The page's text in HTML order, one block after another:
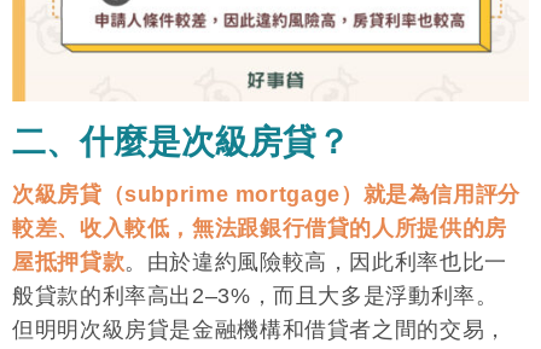
二、什麼是次級房貸？
次級房貸 （subprime mortgage）就是為信用評分
較差、收入較低，無法跟銀行借貸的人所提供的房
屋抵押貸款。由於違約風險較高，因此利率也比一
般貸款的利率高出2–3%，而且大多是浮動利率。
但明明次級房貸是金融機構和借貸者之間的交易，